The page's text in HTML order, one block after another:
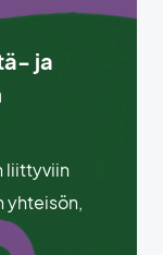
ja
liittyviin
yhteisön,